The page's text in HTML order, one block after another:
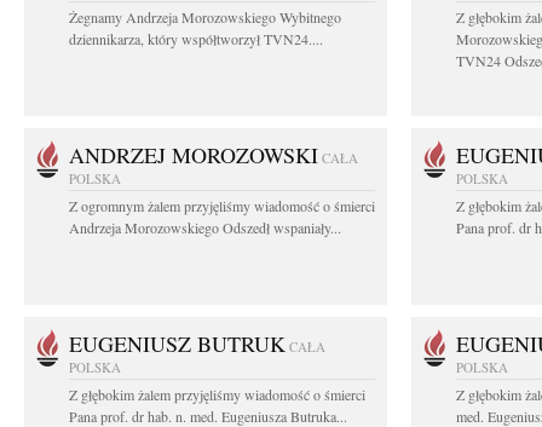
Żegnamy Andrzeja Morozowskiego Wybitnego
dziennikarza, który współtworzył TVN24....
Z głębokim
TVN24
ANDRZEJ MOROZOWSKI CAŁA
POLSKA
Z ogromnym żalem przyjęliśmy wiadomość o śmierci
Andrzeja Morozowskiego Odszedł wspaniały...
POLSKA
Z głębokim
Pana prof. dr
EUGENIUSZ BUTRUK CAŁA
POLSKA
Z głębokim żalem przyjęliśmy wiadomość o śmierci
Pana prof. dr hab. n. med. Eugeniusza Butruka...
POLSKA
Z głębokim
med.